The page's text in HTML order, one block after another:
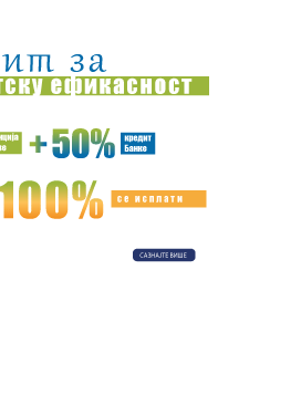
6. avgust
Srbiju na EP
UPRKOS OGROMNIM ULAGANJIMA:
Čovek stradao u požaru koji je